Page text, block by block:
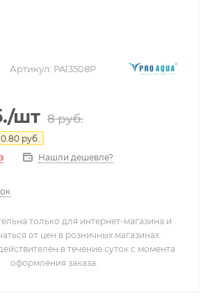
Артикул: PA13508P
/шт 8руб.
0.80 руб.
Нашли дешевле?
только для интернет-магазина и
от цен в розничных магазинах.
в течение суток с момента
оформления заказа.